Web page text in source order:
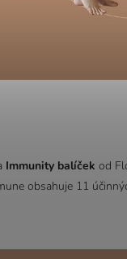
Immunity balíček od
obsahuje 11